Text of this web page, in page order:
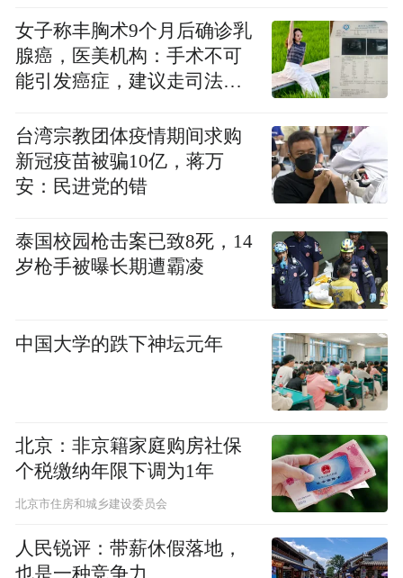
胞数量上升，核酸病毒转阴性的时间缩短。
新冠肺炎患者病因是一个，轻症患者临床表
现相近，推出一副通用的标本方子，从实践
来看是完全可行的。但对重症患者，我们还
是辨证论治，一人一方，同时强调中西医结
时候也是中西药结合治疗。
救治患者的时
候，中医西医之间非常和谐。西医有办法西
医上，中医有办法中医上，都是为了救患者
的命。
大疫出良药，中国有三方，年轻患者切莫大
张伯礼：大疫出良药。在这次诊疗过程中，
除了连花清瘟胶囊等已经上市的中药，我们
又推出了三个清肺排毒、化湿败毒的方子，
都有很好的效果。
女子称丰胸术9个月后确诊乳
腺癌，医美机构：手术不可
能引发癌症，建议走司法途
台湾宗教团体疫情期间求购
新冠疫苗被骗10亿，蒋万
安：民进党的错
泰国校园枪击案已致8死，14
岁枪手被曝长期遭霸凌
中国大学的跌下神坛元年
北京：非京籍家庭购房社保
个税缴纳年限下调为1年
北京市住房和城乡建设委员会
人民锐评：带薪休假落地，
也是一种竞争力